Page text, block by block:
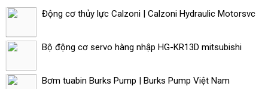
Động cơ thủy lực Calzoni | Calzoni Hydraulic Motorsvc
Bộ động cơ servo hàng nhập HG-KR13D mitsubishi
Bơm tuabin Burks Pump | Burks Pump Việt Nam